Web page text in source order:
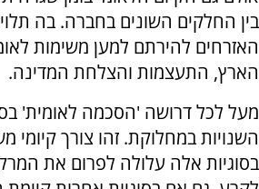
בין החלקים השונים בחברה. בה
האזרחים להירתם למען משימות
הארץ, התעצמות והצלחת המדינה.
מעל לכל דרושה 'הסכמה לאומית'
השנויות במחלוקת. זהו צורך
בסוגיות אלה עלולה לפרום את